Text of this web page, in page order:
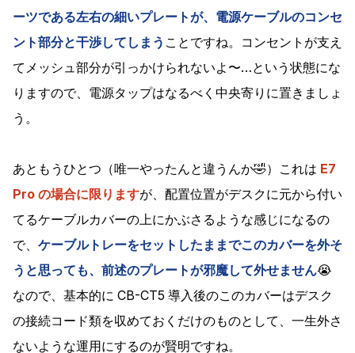
ーツである左右の細いプレートが、電源ケーブルのコンセ
ント部分と干渉してしまう ことですね。コンセントが支え
てメッシュ部分が引っかけられないよ〜…という状態にな
りますので、電源タップはなるべく中央寄りに置きましょ
う。
あともうひとつ（唯一やったんと違うんか🤣）これは E7
Pro の場合に限りますが、配置位置がデスクに元から付い
てるケーブルカバーの上にかぶさるような感じになるの
で、 ケーブルトレーをセットしたままでこのカバーを外そ
うと思っても、前述のプレートが邪魔して外せません😭
なので、基本的に CB-CT5 導入後のこのカバーはデスク
の接続コード類を収めておくだけのものとして、一生外さ
ないような運用にするのが賢明ですね。